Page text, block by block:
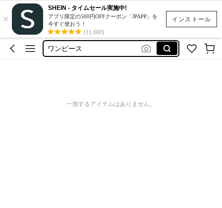
インストール
×
SHEIN - タイムセール実施中!
アプリ限定の500円OFFクーポン「JPAPP」を
今すぐ使おう！
(11,600)
タンクトップ
水着
ワンピース
一致するアイテムはありません。